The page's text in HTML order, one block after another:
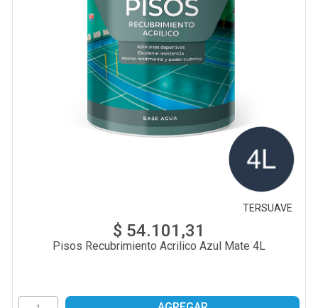
TERSUAVE
$ 54.101,31
Pisos Recubrimiento Acrilico Azul Mate 4L